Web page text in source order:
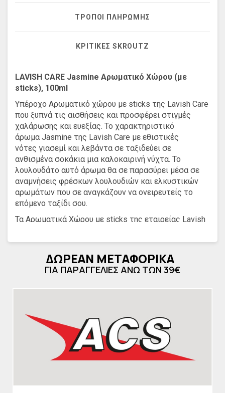
ΤΡΌΠΟΙ ΠΛΗΡΩΜΉΣ
ΚΡΙΤΙΚΈΣ SKROUTZ
LAVISH CARE Jasmine Αρωματικό Χώρου (με
sticks), 100ml
Υπέροχο Αρωματικό χώρου με sticks της Lavish Care
που ξυπνά τις αισθήσεις και προσφέρει στιγμές
χαλάρωσης και ευεξίας. Το χαρακτηριστικό
άρωμα Jasmine της Lavish Care με εθιστικές
νότες γιασεμί και λεβάντα σε ταξιδεύει σε
ανθισμένα σοκάκια μια καλοκαιρινή νύχτα. Το
λουλουδάτο αυτό άρωμα θα σε παρασύρει μέσα σε
αναμνήσεις φρέσκων λουλουδιών και ελκυστικών
αρωμάτων που σε αναγκάζουν να ονειρευτείς το
επόμενο ταξίδι σου.
Τα Αρωματικά Χώρου με sticks της εταιρείας Lavish
μπουκάλι και το απελευθερώνουν στην ατμόσφαιρα
αρμονικά και φυσικά, προσφέροντας σας μία
υπέροχη μυρωδιά, αλλά παράλληλα χαρίζουν στιγμές
χαλάρωσης. Ανάλογα με την ένταση του αρώματος
ΔΩΡΕΑΝ ΜΕΤΑΦΟΡΙΚΑ
ΓΙΑ ΠΑΡΑΓΓΕΛΙΕΣ ΑΝΩ ΤΩΝ 39€